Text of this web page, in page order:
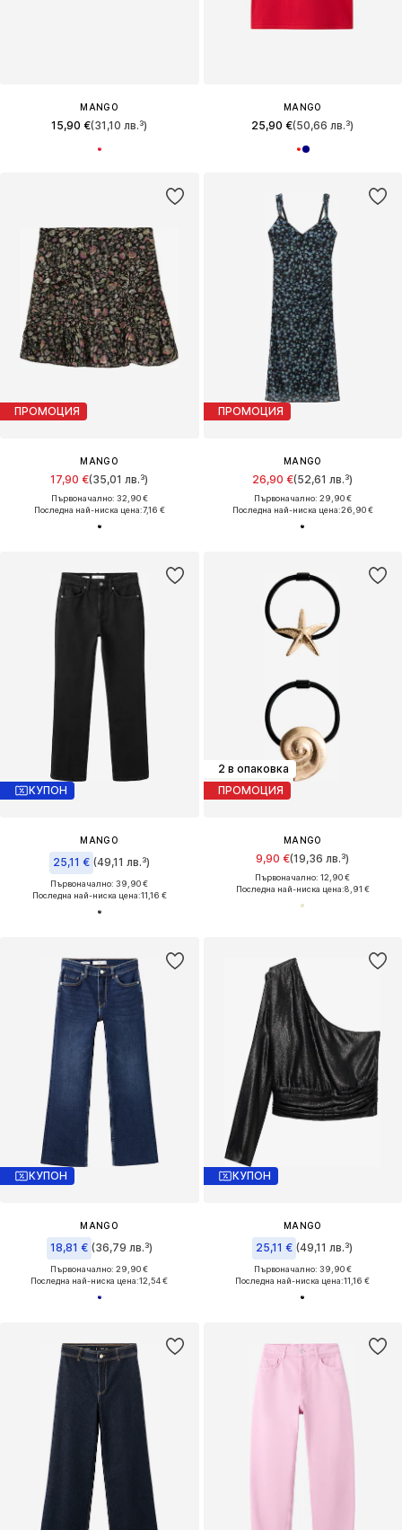
MANGO
15,90 €(31,10 лв.³)
MANGO
25,90 €(50,66 лв.³)
ПРОМОЦИЯ
MANGO
17,90 €(35,01 лв.³)
Първоначално: 32,90 €
Последна най-ниска цена:7,16 €
ПРОМОЦИЯ
MANGO
26,90 €(52,61 лв.³)
Първоначално: 29,90 €
Последна най-ниска цена:26,90 €
КУПОН
MANGO
25,11 € (49,11 лв.³)
Първоначално: 39,90 €
Последна най-ниска цена:11,16 €
2 в опаковка
ПРОМОЦИЯ
MANGO
9,90 €(19,36 лв.³)
Първоначално: 12,90 €
Последна най-ниска цена:8,91 €
КУПОН
MANGO
18,81 € (36,79 лв.³)
Първоначално: 29,90 €
Последна най-ниска цена:12,54 €
КУПОН
MANGO
25,11 € (49,11 лв.³)
Първоначално: 39,90 €
Последна най-ниска цена:11,16 €